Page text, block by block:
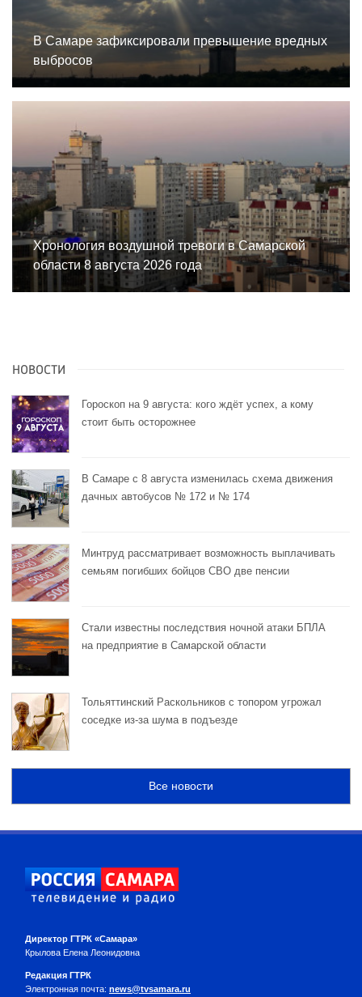
В Самаре зафиксировали превышение вредных
выбросов
Хронология воздушной тревоги в Самарской
области 8 августа 2026 года
НОВОСТИ
Гороскоп на 9 августа: кого ждёт успех, а кому
стоит быть осторожнее
В Самаре с 8 августа изменилась схема движения
дачных автобусов № 172 и № 174
Минтруд рассматривает возможность выплачивать
семьям погибших бойцов СВО две пенсии
Стали известны последствия ночной атаки БПЛА
на предприятие в Самарской области
Тольяттинский Раскольников с топором угрожал
соседке из-за шума в подъезде
Все новости
Директор ГТРК «Самара»
Крылова Елена Леонидовна
Редакция ГТРК
Электронная почта: news@tvsamara.ru